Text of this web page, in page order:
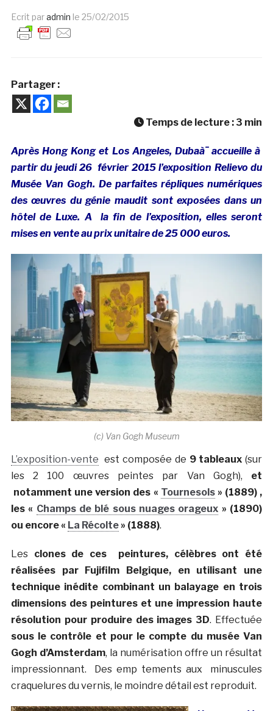
Ecrit paradmin le 25/02/2015
Partager :
Temps de lecture : 3 min
Après Hong Kong et Los Angeles, Dubaà¯ accueille à
partir du jeudi 26 février 2015 l’exposition Relievo du
Musée Van Gogh. De parfaites répliques numériques
des œuvres du génie maudit sont exposées dans un
hôtel de Luxe. A la fin de l’exposition, elles seront
mises en vente au prix unitaire de 25 000 euros.
(c) Van Gogh Museum
L’exposition-vente est composée de 9 tableaux (sur
les 2 100 œuvres peintes par Van Gogh), et
notamment une version des « Tournesols» (1889) ,
les « Champs de blé sous nuages orageux » (1890)
ou encore « La Récolte» (1888).
Les clones de ces peintures, célèbres ont été
réalisées par Fujifilm Belgique, en utilisant une
technique inédite combinant un balayage en trois
dimensions des peintures et une impression haute
résolution pour produire des images 3D. Effectuée
sous le contrôle et pour le compte du musée Van
Gogh d’Amsterdam, la numérisation offre un résultat
impressionnant. Des emp tements aux minuscules
craquelures du vernis, le moindre détail est reproduit.